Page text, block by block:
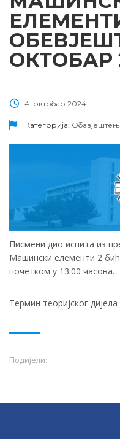
ОКТОБАР
4. октобар 2024.
Категорија:
Писмени дио испита из
Машински елементи 2
почетком у 13:00 часова.
Термин теоријског
Подијели: